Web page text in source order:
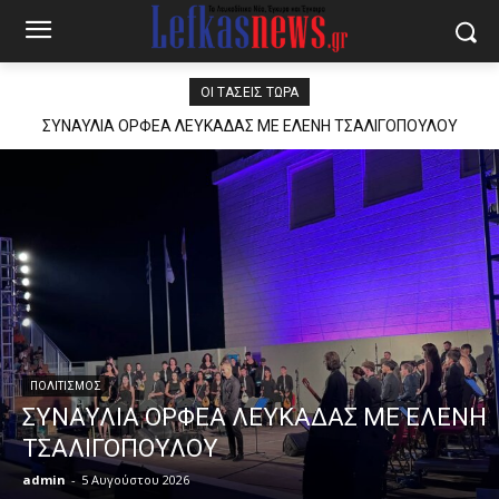
ΟΙ ΤΆΣΕΙΣ ΤΏΡΑ
ΣΥΝΑΥΛΙΑ ΟΡΦΕΑ ΛΕΥΚΑΔΑΣ ΜΕ ΕΛΕΝΗ ΤΣΑΛΙΓΟΠΟΥΛΟΥ
ΠΟΛΙΤΙΣΜΟΣ
ΣΥΝΑΥΛΙΑ ΟΡΦΕΑ ΛΕΥΚΑΔΑΣ ΜΕ ΕΛΕΝΗ
ΤΣΑΛΙΓΟΠΟΥΛΟΥ
admin - 5 Αυγούστου 2026